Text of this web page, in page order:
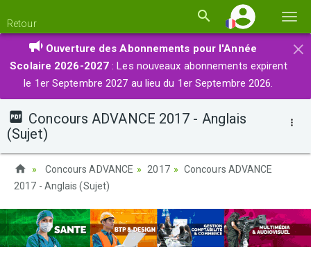
la
Retour
×
Ouverture des Abonnements pour l'Année
Scolaire 2026-2027 : Les nouveaux abonnements expirent
le 1er Septembre 2027 au lieu du 1er Septembre 2026.
Concours ADVANCE 2017 - Anglais
(Sujet)
Concours ADVANCE 2017
Concours ADVANCE
2017 - Anglais (Sujet)